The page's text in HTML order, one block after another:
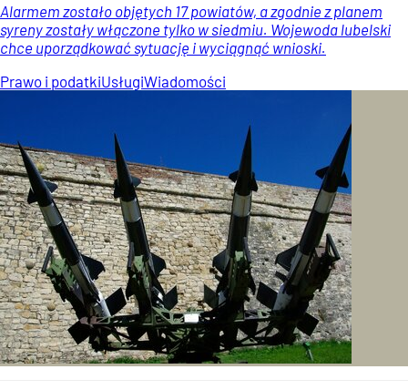
Alarmem zostało objętych 17 powiatów, a zgodnie z planem
syreny zostały włączone tylko w siedmiu. Wojewoda lubelski
chce uporządkować sytuację i wyciągnąć wnioski.
Prawo i podatkiUsługiWiadomości